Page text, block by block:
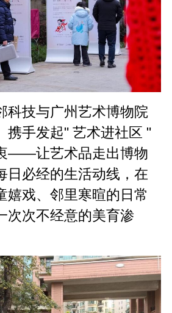
科技与广州艺术博物院
携手发起" 艺术进社区 "
——让艺术品走出博物
日必经的生活动线，在
嬉戏、邻里寒暄的日常
次次不经意的美育渗